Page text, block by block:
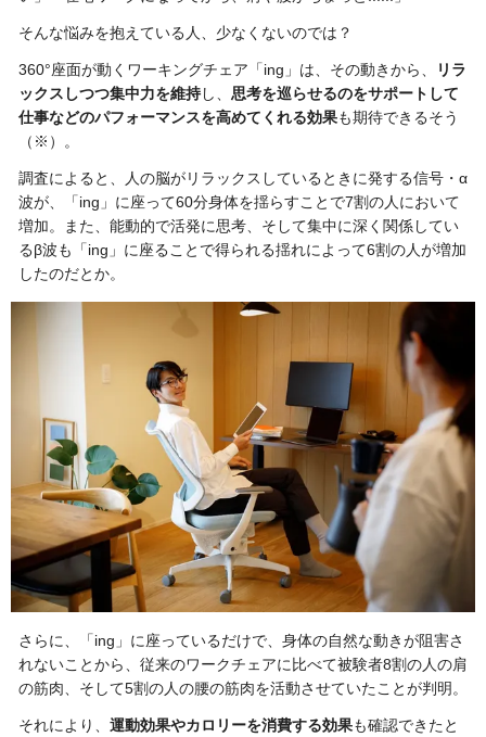
そんな悩みを抱えている人、少なくないのでは？
360°座面が動くワーキングチェア「ing」は、その動きから、
リラ
ックスしつつ集中力を維持し、 思考を巡らせるのをサポートして
仕事などのパフォーマンスを高めてくれる効果も期待できるそう
（※）。
調査によると、人の脳がリラックスしているときに発する信号・α
波が、「ing」に座って60分身体を揺らすことで7割の人において
増加。また、能動的で活発に思考、そして集中に深く関係してい
るβ波も「ing」に座ることで得られる揺れによって6割の人が増加
したのだとか。
さらに、「ing」に座っているだけで、身体の自然な動きが阻害さ
れないことから、従来のワークチェアに比べて被験者8割の人の肩
の筋肉、そして5割の人の腰の筋肉を活動させていたことが判明。
それにより、 運動効果やカロリーを消費する効果も確認できたと